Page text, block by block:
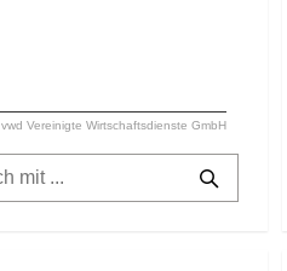
vwd Vereinigte Wirtschaftsdienste GmbH